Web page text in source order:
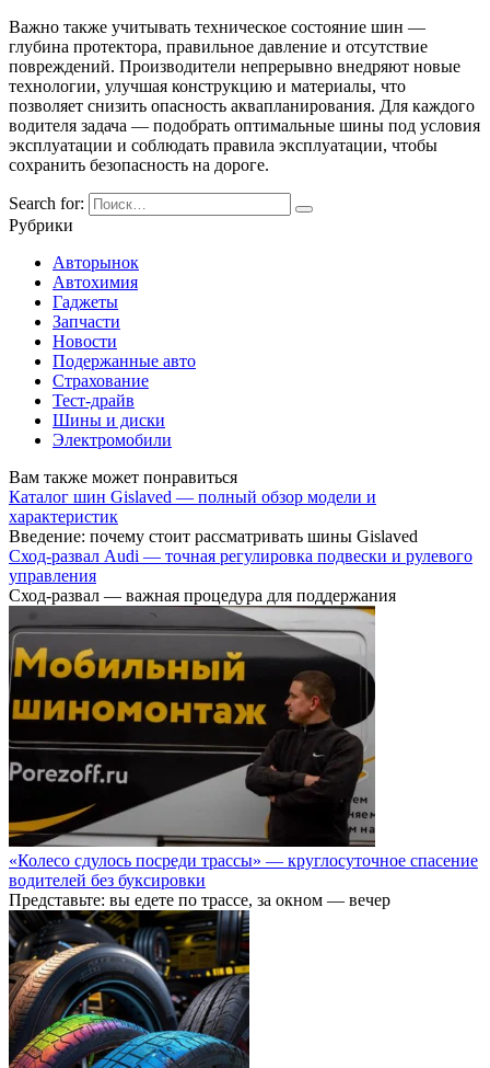
Важно также учитывать техническое состояние шин —
глубина протектора, правильное давление и отсутствие
повреждений. Производители непрерывно внедряют новые
технологии, улучшая конструкцию и материалы, что
позволяет снизить опасность аквапланирования. Для каждого
водителя задача — подобрать оптимальные шины под условия
эксплуатации и соблюдать правила эксплуатации, чтобы
сохранить безопасность на дороге.
Search for:
Рубрики
Авторынок
Автохимия
Гаджеты
Запчасти
Новости
Подержанные авто
Страхование
Тест-драйв
Шины и диски
Электромобили
Вам также может понравиться
Каталог шин Gislaved — полный обзор модели и
характеристик
Введение: почему стоит рассматривать шины Gislaved
Сход-развал Audi — точная регулировка подвески и рулевого
управления
Сход-развал — важная процедура для поддержания
«Колесо сдулось посреди трассы» — круглосуточное спасение
водителей без буксировки
Представьте: вы едете по трассе, за окном — вечер